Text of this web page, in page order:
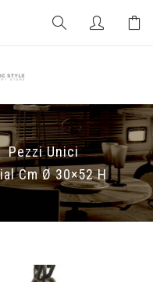
Pezzi Unici
Cm Ø 30×52 H